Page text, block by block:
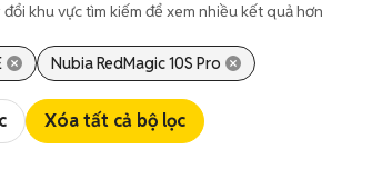
khu vực tìm kiếm để xem nhiều kết quả hơn
Nubia RedMagic 10S Pro
Xóa tất cả bộ lọc